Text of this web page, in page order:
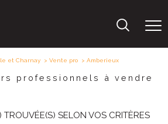
et Charnay Vente pro Amberieux
professionnels à vendre
SELON VOS CRITÈRES